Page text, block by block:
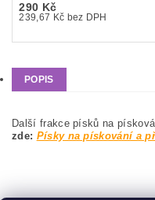
290 Kč
239,67 Kč bez DPH
POPIS
Další frakce písků na
zde: Písky na pískování a